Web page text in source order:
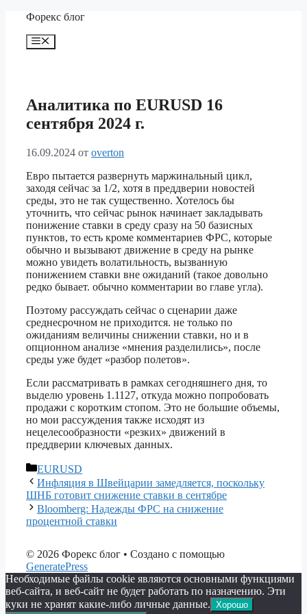
Перейти
содержимому
Форекс блог
Меню
Аналитика по EURUSD 16
сентября 2024 г.
16.09.2024 от overton
Евро пытается развернуть маржинальный цикл,
заходя сейчас за 1/2, хотя в преддверии новостей
среды, это не так существенно. Хотелось бы
уточнить, что сейчас рынок начинает закладывать
понижение ставки в среду сразу на 50 базисных
пунктов, то есть кроме комментариев ФРС, которые
обычно и вызывают движение в среду на рынке
можно увидеть волатильность, вызванную
понижением ставки вне ожиданий (такое довольно
редко бывает. обычно комментарии во главе угла).
Поэтому рассуждать сейчас о сценарии даже
среднесрочном не приходится. не только по
ожиданиям величины снижении ставки, но и в
опционном анализе «мнения разделились», после
среды уже будет «разбор полетов».
Если рассматривать в рамках сегодняшнего дня, то
выделю уровень 1.1127, откуда можно попробовать
продажи с коротким стопом. Это не большие объемы,
но мои рассуждения также исходят из
нецелесообразности «резких» движений в
преддверии ключевых данных.
Рубрики
EURUSD
Инфляция в Швейцарии замедляется, поскольку
ШНБ готовит снижение ставки в сентябре
Bloomberg: Надежды ФРС на снижение
процентной ставки
© 2026 Форекс блог • Создано с помощью
GeneratePress
Необходимые файлы cookie являются основными функциями
веб-сайта, и веб-сайт не будет работать по назначению. Эти
куки не хранят какие-либо личные данные. Хорошо